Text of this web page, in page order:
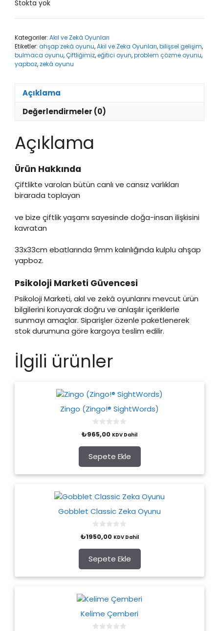
Stokta yok
Kategoriler: Akıl ve Zekâ Oyunları
Etiketler: ahşap zekâ oyunu,Akıl ve Zeka Oyunları,bilişsel gelişim,
bulmaca oyunu,Çiftliğimiz,eğitici oyun,problem çözme oyunu,
yapboz, zekâ oyunu
Açıklama
Değerlendirmeler (0)
Açıklama
Ürün Hakkında
Çiftlikte varolan bütün canlı ve cansız varlıkları
birarada toplayan
ve bize çiftlik yaşamı sayesinde doğa-insan ilişkisini
kavratan
33x33cm ebatlarında 9mm kalınlığında kulplu ahşap
yapboz.
Psikoloji Marketi Güvencesi
Psikoloji Marketi, akıl ve zekâ oyunlarını mevcut ürün
bilgilerini koruyarak doğru ve anlaşılır içeriklerle
sunmayı amaçlar. Siparişler özenle paketlenerek
stok durumuna göre kargoya teslim edilir.
İlgili ürünler
Zingo (Zingo!® SightWords)
o
t
o
f
5
₺965,00 KDV Dahil
Sepete Ekle
Gobblet Classic Zeka Oyunu
o
t
o
f
5
₺1950,00 KDV Dahil
Sepete Ekle
Kelime Çemberi